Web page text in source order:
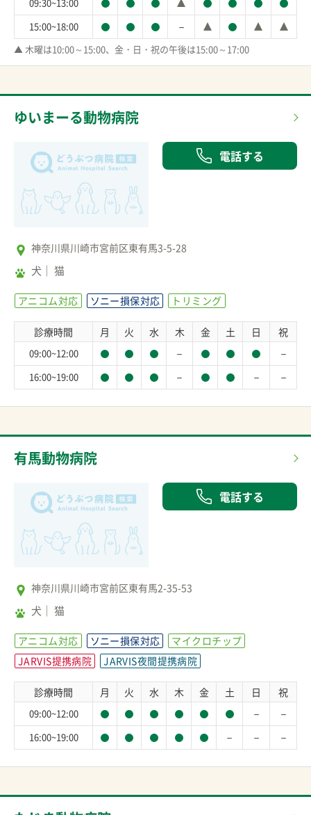
15:00~18:00
－
▲ 木曜は10:00～15:00、金・日・祝の午後は15:00～17:00
ゆいまーる動物病院
電話する
神奈川県川崎市宮前区東有馬3-5-28
犬 猫
アニコム対応 ソニー損保対応 トリミング
診療時間 月 火 水 木 金 土 日 祝
09:00~12:00 － －
16:00~19:00 － － －
有馬動物病院
電話する
神奈川県川崎市宮前区東有馬2-35-53
犬 猫
アニコム対応 ソニー損保対応
マイクロチップ
JARVIS提携病院
JARVIS夜間提携病院
診療時間 月 火 水 木 金 土 日 祝
09:00~12:00 － －
16:00~19:00 － － －